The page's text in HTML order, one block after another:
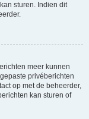
sturen. Indien dit
meer kunnen
privéberichten
op met de beheerder,
kan sturen of